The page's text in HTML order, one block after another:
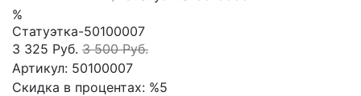
%
Статуэтка-50100007
3 325 Руб. 3 500 Руб.
Артикул: 50100007
Скидка в процентах: %5